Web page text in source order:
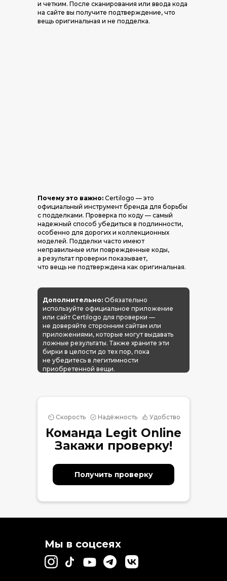
и четким. После сканирования или ввода кода
на сайте вы получите подтверждение, что
вещь оригинальная и не подделка.
Почему это важно: Certilogo — это
официальный инструмент бренда для борьбы
с подделками. Проверка по коду — самый
надежный способ убедиться в подлинности,
особенно для дорогих и коллекционных
моделей. Подделки часто имеют
неправильные или поврежденные коды,
а результат проверки показывает,
что вещь не подтверждена как оригинальная.
Дополнительно: Обязательно
используйте официальное приложение
или сайт Certilogo для проверки —
не доверяйте сторонним сайтам или
приложениями, которые могут выдавать
ложные результаты. Также храните эти
бирки в целости до тех пор, пока
не убедитесь в легитимности
приобретенной вещи.
Скорость Надёжность Удобство
Получить проверку
Команда Legit Online
Закажи проверку!
Мы в соцсеях